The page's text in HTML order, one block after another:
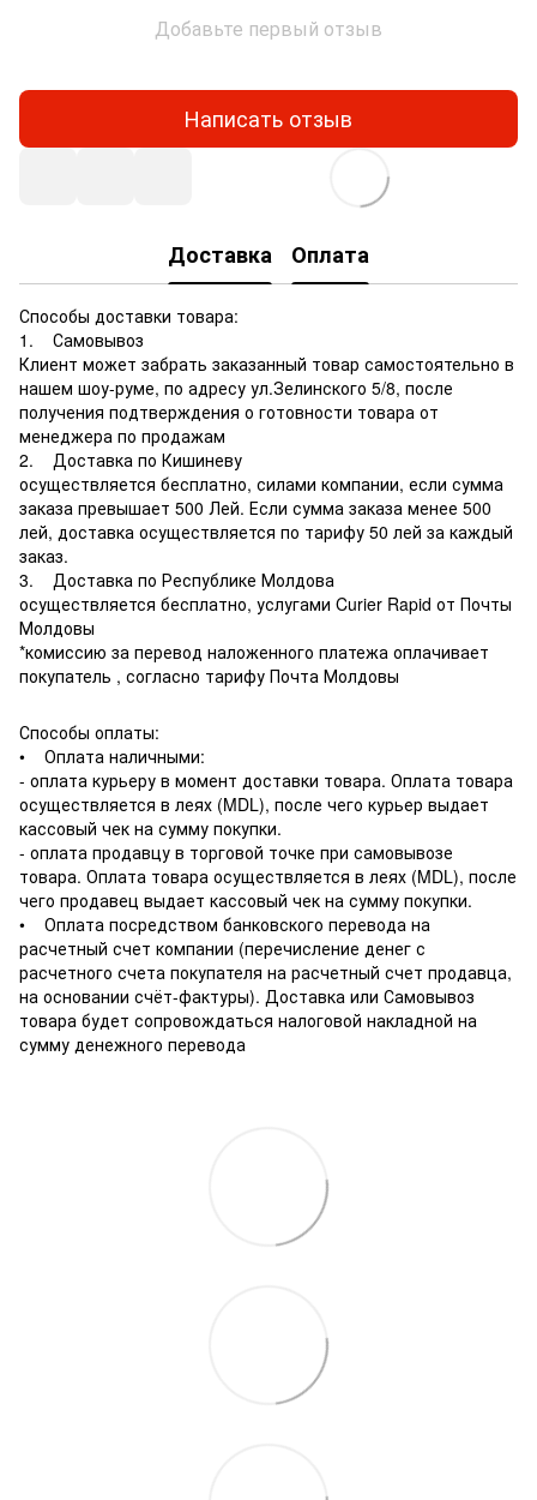
Добавьте первый отзыв
Написать отзыв
Доставка Оплата
Способы доставки товара:
1. Самовывоз
Клиент может забрать заказанный товар самостоятельно в
нашем шоу-руме, по адресу ул.Зелинского 5/8, после
получения подтверждения о готовности товара от
менеджера по продажам
2. Доставка по Кишиневу
осуществляется бесплатно, силами компании, если сумма
заказа превышает 500 Лей. Если сумма заказа менее 500
лей, доставка осуществляется по тарифу 50 лей за каждый
заказ.
3. Доставка по Республике Молдова
осуществляется бесплатно, услугами Curier Rapid от Почты
Молдовы
*комиссию за перевод наложенного платежа оплачивает
покупатель , согласно тарифу Почта Молдовы
Способы оплаты:
• Оплата наличными:
- оплата курьеру в момент доставки товара. Оплата товара
осуществляется в леях (MDL), после чего курьер выдает
кассовый чек на сумму покупки.
- оплата продавцу в торговой точке при самовывозе
товара. Оплата товара осуществляется в леях (MDL), после
чего продавец выдает кассовый чек на сумму покупки.
• Оплата посредством банковского перевода на
расчетный счет компании (перечисление денег с
расчетного счета покупателя на расчетный счет продавца,
на основании счёт-фактуры). Доставка или Самовывоз
товара будет сопровождаться налоговой накладной на
сумму денежного перевода